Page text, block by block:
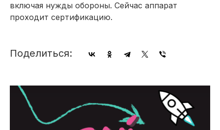
включая нужды обороны. Сейчас аппарат
проходит сертификацию.
Поделиться: